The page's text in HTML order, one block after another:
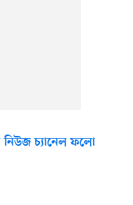
চ্যানেল ফলো